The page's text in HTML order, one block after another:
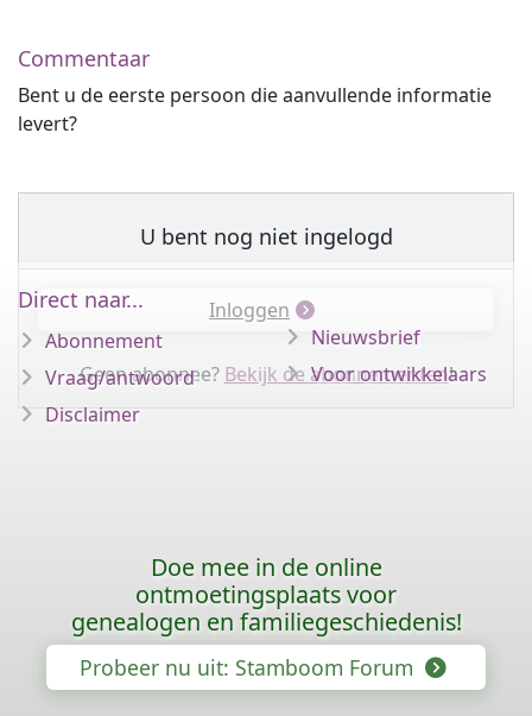
Commentaar
Bent u de eerste persoon die aanvullende informatie
levert?
U bent nog niet ingelogd
Inloggen
Geen abonnee? Bekijk de abonnementen!
Direct naar...
Abonnement
Vraag/antwoord
Disclaimer
Nieuwsbrief
Voor ontwikkelaars
Doe mee in de online
ontmoetingsplaats voor
genealogen en familiegeschiedenis!
Probeer nu uit: Stamboom Forum